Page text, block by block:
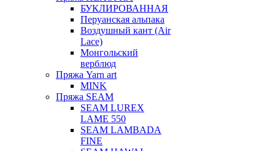
БУКЛИРОВАННАЯ
Перуанская альпака
Воздушный кант (Air
Lace)
Монгольский
верблюд
Пряжа Yarn art
MINK
Пряжа SEAM
SEAM LUREX
LAME 550
SEAM LAMBADA
FINE